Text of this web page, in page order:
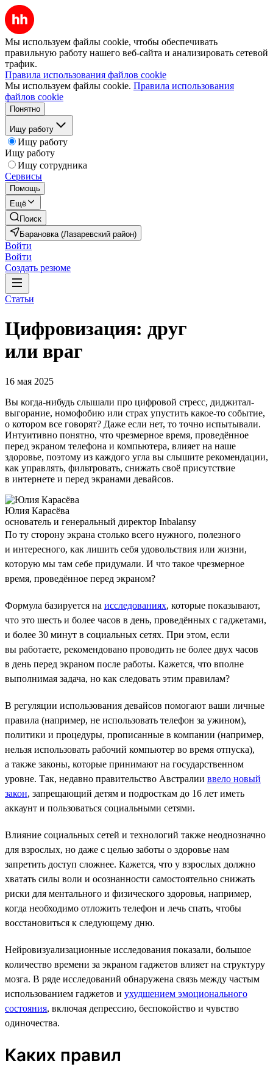
Мы используем файлы cookie, чтобы обеспечивать
правильную работу нашего веб-сайта и анализировать сетевой
трафик.
Правила использования файлов cookie
Мы используем файлы cookie. Правила использования
файлов cookie
Понятно
Ищу работу
Ищу работу
Ищу работу
Ищу сотрудника
Сервисы
Помощь
Ещё
Поиск
Барановка (Лазаревский район)
Войти
Войти
Создать резюме
Статьи
Цифровизация: друг
или враг
16 мая 2025
Вы когда-нибудь слышали про цифровой стресс, диджитал-
выгорание, номофобию или страх упустить какое-то событие,
о котором все говорят? Даже если нет, то точно испытывали.
Интуитивно понятно, что чрезмерное время, проведённое
перед экраном телефона и компьютера, влияет на наше
здоровье, поэтому из каждого угла вы слышите рекомендации,
как управлять, фильтровать, снижать своё присутствие
в интернете и перед экранами девайсов.
Юлия Карасёва
основатель и генеральный директор Inbalansy
По ту сторону экрана столько всего нужного, полезного
и интересного, как лишить себя удовольствия или жизни,
которую мы там себе придумали. И что такое чрезмерное
время, проведённое перед экраном?
Формула базируется на исследованиях, которые показывают,
что это шесть и более часов в день, проведённых с гаджетами,
и более 30 минут в социальных сетях. При этом, если
вы работаете, рекомендовано проводить не более двух часов
в день перед экраном после работы. Кажется, что вполне
выполнимая задача, но как следовать этим правилам?
В регуляции использования девайсов помогают ваши личные
правила (например, не использовать телефон за ужином),
политики и процедуры, прописанные в компании (например,
нельзя использовать рабочий компьютер во время отпуска),
а также законы, которые принимают на государственном
уровне. Так, недавно правительство Австралии ввело новый
закон, запрещающий детям и подросткам до 16 лет иметь
аккаунт и пользоваться социальными сетями.
Влияние социальных сетей и технологий также неоднозначно
для взрослых, но даже с целью заботы о здоровье нам
запретить доступ сложнее. Кажется, что у взрослых должно
хватать силы воли и осознанности самостоятельно снижать
риски для ментального и физического здоровья, например,
когда необходимо отложить телефон и лечь спать, чтобы
восстановиться к следующему дню.
Нейровизуализационные исследования показали, большое
количество времени за экраном гаджетов влияет на структуру
мозга. В ряде исследований обнаружена связь между частым
использованием гаджетов и ухудшением эмоционального
состояния, включая депрессию, беспокойство и чувство
одиночества.
Каких правил